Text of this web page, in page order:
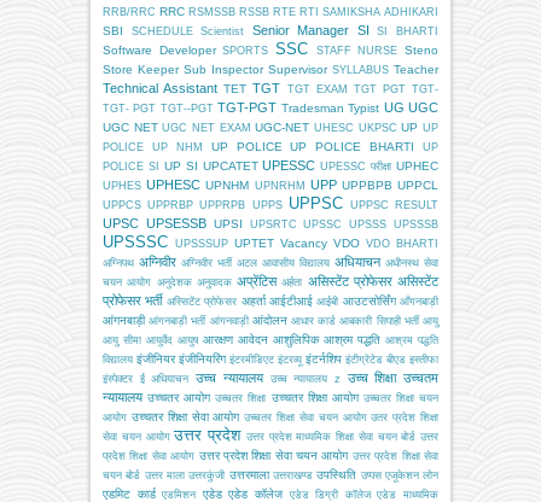
RRB/RRC RRC RSMSSB RSSB RTE RTI SAMIKSHA ADHIKARI
SBI SCHEDULE Scientist Senior Manager SI SI BHARTI
Software Developer SPORTS SSC STAFF NURSE
Steno
Store Keeper Sub Inspector Supervisor SYLLABUS Teacher
Technical Assistant TET TGT TGT EXAM TGT PGT TGT-
TGT- PGT TGT--PGT TGT-PGT Tradesman Typist UG UGC
UGC NET UGC NET EXAM UGC-NET UHESC UKPSC UP UP
POLICE
UP NHM UP POLICE UP POLICE BHARTI
UP
POLICE SI
UP SI UPCATET UPESSC UPESSC परीक्षा UPHEC
UPHES UPHESC UPNHM UPNRHM UPP UPPBPB UPPCL
UPPCS UPPRBP UPPRPB UPPS UPPSC UPPSC RESULT
UPSC UPSESSB UPSI UPSRTC UPSSC UPSSS UPSSSB
UPSSSC UPSSSUP UPTET Vacancy VDO VDO BHARTI
अग्निपथ अग्निवीर अग्निवीर भर्ती अटल आवासीय विद्यालय अधियाचन अधीनस्थ सेवा
चयन आयोग अनुदेशक अनुवादक अप्रेंटिस अर्हता असिस्टेंट प्रोफेसर असिस्टेंट
प्रोफेसर भर्ती अस्सिटेंट प्रोफेसर अहर्ता आईटीआई आईबी आउटसोर्सिंग आँगनबाड़ी
आंगनबाड़ी आंगनबाड़ी भर्ती आंगनवाड़ी आंदोलन आधार कार्ड आबकारी सिपाही भर्ती आयु
आयु सीमा आयुर्वेद आयुष आरक्षण आवेदन आशुलिपिक आश्रम पद्धति आश्रम पद्धति
विद्यालय इंजीनियर इंजीनियरिंग इंटरमीडिएट इंटरव्यू इंटर्नशिप इंटीग्रेटेड बीएड इस्तीफा
इंस्पेक्टर ई अधियाचन उच्च न्यायालय उच्च न्यायालय z उच्च शिक्षा उच्चतम
न्यायालय उच्चतर आयोग उच्चतर शिक्षा उच्चतर शिक्षा आयोग उच्चतर शिक्षा चयन
आयोग उच्चतर शिक्षा सेवा आयोग उच्चतर शिक्षा सेवा चयन आयोग उतर प्रदेश शिक्षा
सेवा चयन आयोग उत्तर प्रदेश उत्तर प्रदेश माध्यमिक शिक्षा सेवा चयन बोर्ड उत्तर
प्रदेश शिक्षा सेवा आयोग उत्तर प्रदेश शिक्षा सेवा चयन आयोग उत्तर प्रदेश शिक्षा सेवा
चयन बोर्ड उत्तर माला उत्तरकुंजी उत्तरमाला उत्तराखण्ड उपस्थिति उप्पस एजूकेशन लोन
एडमिट कार्ड एडमिशन एडेड एडेड कॉलेज एडेड डिग्री कॉलेज एडेड माध्यमिक